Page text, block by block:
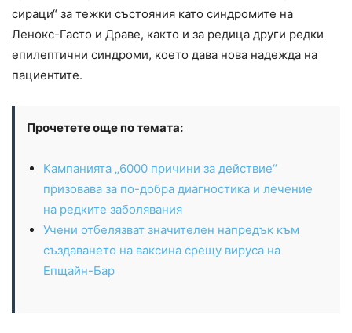
сираци“ за тежки състояния като синдромите на
Ленокс-Гасто и Драве, както и за редица други редки
епилептични синдроми, което дава нова надежда на
пациентите.
Прочетете още по темата:
Кампанията „6000 причини за действие“
призовава за по-добра диагностика и лечение
на редките заболявания
Учени отбелязват значителен напредък към
създаването на ваксина срещу вируса на
Епщайн-Бар